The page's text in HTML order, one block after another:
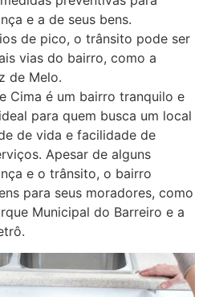
e a de seus bens.
de pico, o trânsito pode ser
vias do bairro, como a
de Melo.
Cima é um bairro tranquilo e
para quem busca um local
de vida e facilidade de
Apesar de alguns
e o trânsito, o bairro
para seus moradores, como
Municipal do Barreiro e a